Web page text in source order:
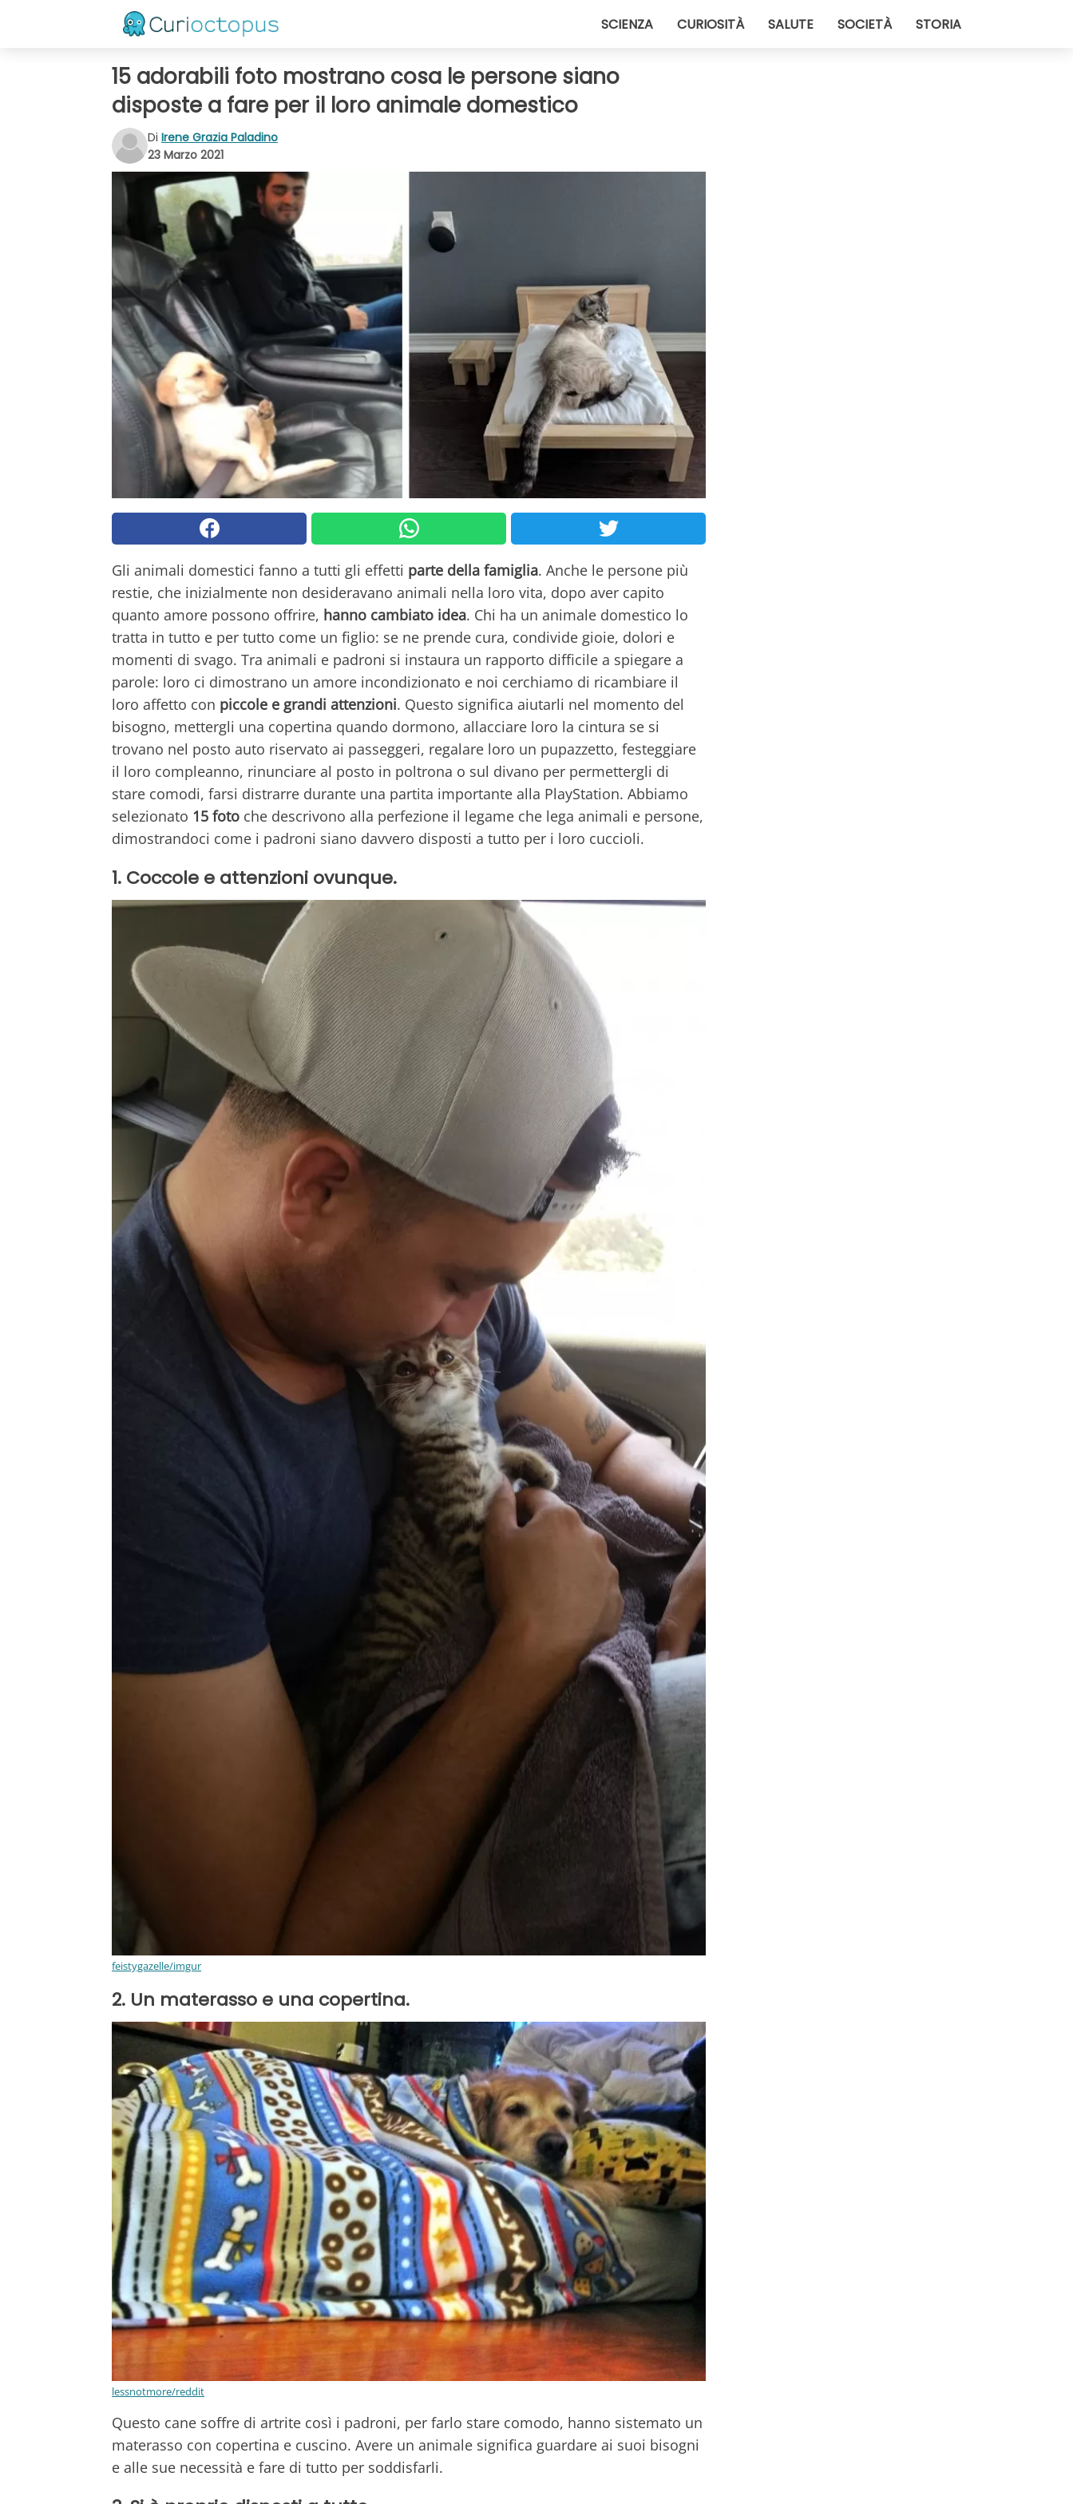
SCIENZA CURIOSITÀ SALUTE SOCIETÀ STORIA
15 adorabili foto mostrano cosa le persone siano
disposte a fare per il loro animale domestico
Di Irene Grazia Paladino
23 Marzo 2021
Gli animali domestici fanno a tutti gli effetti parte della famiglia. Anche le persone più
restie, che inizialmente non desideravano animali nella loro vita, dopo aver capito
quanto amore possono offrire, hanno cambiato idea. Chi ha un animale domestico lo
tratta in tutto e per tutto come un figlio: se ne prende cura, condivide gioie, dolori e
momenti di svago. Tra animali e padroni si instaura un rapporto difficile a spiegare a
parole: loro ci dimostrano un amore incondizionato e noi cerchiamo di ricambiare il
loro affetto con piccole e grandi attenzioni. Questo significa aiutarli nel momento del
bisogno, mettergli una copertina quando dormono, allacciare loro la cintura se si
trovano nel posto auto riservato ai passeggeri, regalare loro un pupazzetto, festeggiare
il loro compleanno, rinunciare al posto in poltrona o sul divano per permettergli di
stare comodi, farsi distrarre durante una partita importante alla PlayStation. Abbiamo
selezionato 15 foto che descrivono alla perfezione il legame che lega animali e persone,
dimostrandoci come i padroni siano davvero disposti a tutto per i loro cuccioli.
1. Coccole e attenzioni ovunque.
feistygazelle/imgur
2. Un materasso e una copertina.
lessnotmore/reddit
Questo cane soffre di artrite così i padroni, per farlo stare comodo, hanno sistemato un
materasso con copertina e cuscino. Avere un animale significa guardare ai suoi bisogni
e alle sue necessità e fare di tutto per soddisfarli.